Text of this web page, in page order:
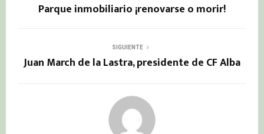
Parque inmobiliario ¡renovarse o morir!
SIGUIENTE
Juan March de la Lastra, presidente de CF Alba